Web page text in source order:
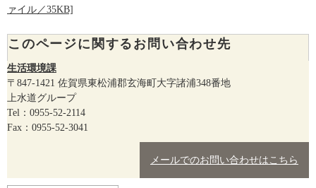
ァイル／35KB]
このページに関するお問い合わせ先
生活環境課
〒847-1421 佐賀県東松浦郡玄海町大字諸浦348番地
上水道グループ
Tel：0955-52-2114
Fax：0955-52-3041
メールでのお問い合わせはこちら